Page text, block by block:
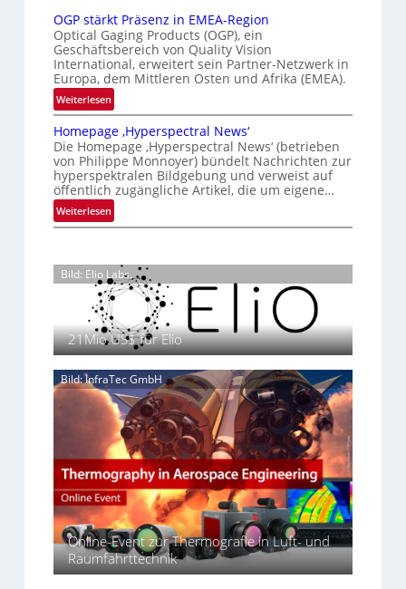
n
g
e
K
o
n
o
l
l
e
o
n
a
l
V
i
s
i
o
n
N
i
t
2
0
2
6
l
a
n
d
o
b
e
t
e
i
l
i
g
s
i
c
h
a
n
S
e
r
e
a
c
t
s
S
e
r
i
e
OGP stärkt Präsenz in EMEA-Region
Optical Gaging Products (OGP), ein
Geschäftsbereich von Quality Vision
International, erweitert sein Partner-Netzwerk in
Europa, dem Mittleren Osten und Afrika (EMEA).
Weiterlesen:
O
G
P
s
t
ä
r
P
r
ä
s
e
n
z
i
n
E
M
E
A
-
R
e
g
i
Homepage ‚Hyperspectral News‘
Die Homepage ‚Hyperspectral News‘ (betrieben
von Philippe Monnoyer) bündelt Nachrichten zur
hyperspektralen Bildgebung und verweist auf
öffentlich zugängliche Artikel, die um eigene…
Weiterlesen:
H
m
e
p
a
g
e
H
y
p
e
r
s
p
e
c
t
r
a
Bild: Elio Labs.
21Mio.US$ für Elio
Bild: InfraTec GmbH
Online-Event zur Thermografie in Luft- und
Raumfahrttechnik